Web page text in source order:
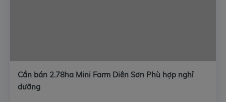
Cần bán 2.78ha Mini Farm Diên Sơn Phù hợp nghỉ
dưỡng